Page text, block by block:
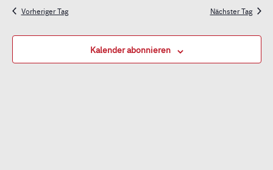
April
2025
und
Vorheriger Tag Nächster Tag
Kalender abonnieren